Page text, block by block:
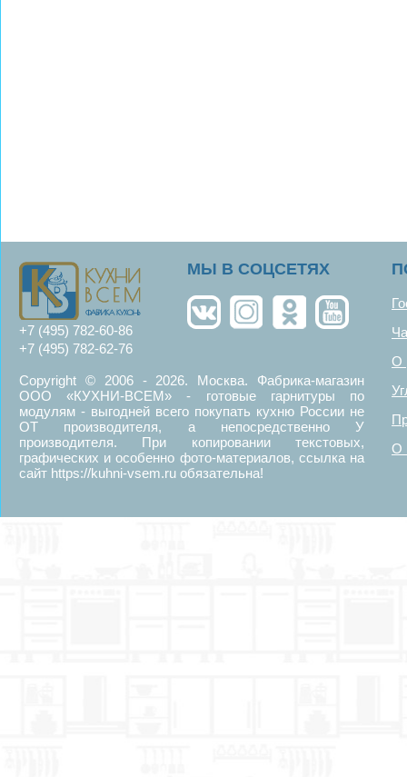
+7 (495) 782-60-86
+7 (495) 782-62-76
MЫ В СОЦСЕТЯХ
Copyright © 2006 - 2026. Москва. Фабрика-магазин
ООО «КУХНИ-ВСЕМ» - готовые гарнитуры по
модулям - выгодней всего покупать кухню России не
ОТ производителя, а непосредственно У
производителя. При копировании текстовых,
графических и особенно фото-материалов, ссылка на
сайт https://kuhni-vsem.ru обязательна!
О
О